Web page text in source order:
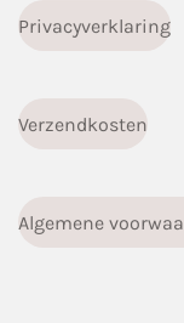
Privacyverklaring
Verzendkosten
Algemene